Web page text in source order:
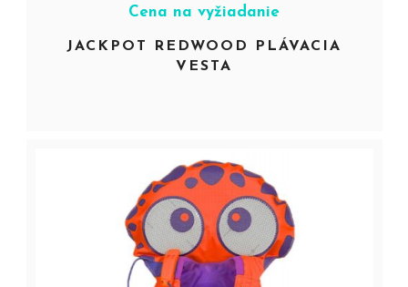
Cena na vyžiadanie
JACKPOT REDWOOD PLÁVACIA
VESTA